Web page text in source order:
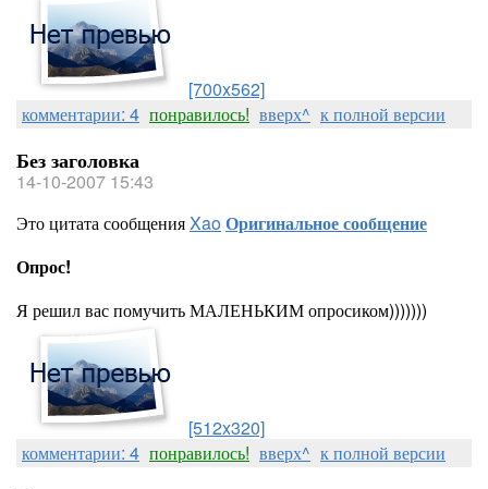
[700x562]
комментарии: 4 понравилось! вверх^ к полной версии
Без заголовка
14-10-2007 15:43
Это цитата сообщенияXaoОригинальное сообщение
Опрос!
Я решил вас помучить МАЛЕНЬКИМ опросиком)))))))
[512x320]
комментарии: 4 понравилось! вверх^ к полной версии